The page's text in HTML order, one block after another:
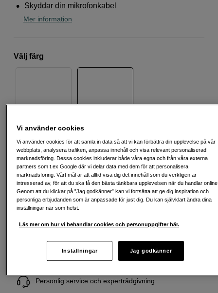
Skyddar din mikrofonkabel
Mer information
Välj färg
399 SEK
Handla tryggt med delbetalning eller faktura Info
Antal
Lägg i kundvagn
Fri frakt vid köp över 1 500 kronor
Köp nu och betala inom 30 dagar
Personlig service och expertrådgivning
Vi använder cookies
Vi använder cookies för att samla in data så att vi kan förbättra din upplevelse på vår
webbplats, analysera trafiken, anpassa innehåll och visa relevant personaliserad
marknadsföring. Dessa cookies inkluderar både våra egna och från våra externa
partners som t.ex Google där vi delar data med dem för att personalisera
marknadsföring. Vårt mål är att alltid visa dig det innehåll som du verkligen är
intresserad av, för att du ska få den bästa tänkbara upplevelsen när du handlar
Genom att du klickar på ”Jag godkänner” kan vi fortsätta att ge dig inspiration och
personliga erbjudanden som är anpassade för just dig. Du kan självklart ändra dina
inställningar när som helst.
Läs mer om hur vi behandlar cookies och personuppgifter här.
Inställningar Jag godkänner